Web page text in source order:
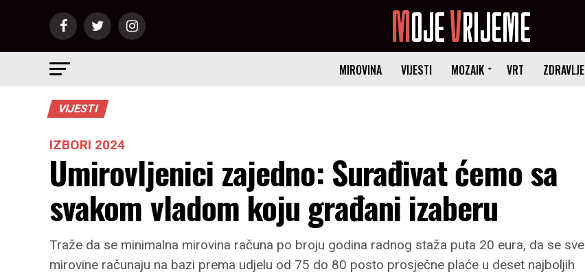
MIROVINA VIJESTI MOZAIK VRT ZDRAVLJE
VIJESTI
IZBORI 2024
Umirovljenici zajedno: Surađivat ćemo sa
svakom vladom koju građani izaberu
Traže da se minimalna mirovina računa po broju godina radnog staža puta 20 eura, da se sve
mirovine računaju na bazi prema udjelu od 75 do 80 posto prosječne plaće u deset najboljih